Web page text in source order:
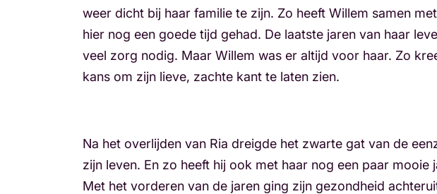
weer dicht bij haar familie te zijn. Zo heeft Willem samen
hier nog een goede tijd gehad. De laatste jaren van haar
veel zorg nodig. Maar Willem was er altijd voor haar. Zo
kans om zijn lieve, zachte kant te laten zien.
Na het overlijden van Ria dreigde het zwarte gat van de
zijn leven. En zo heeft hij ook met haar nog een paar mooie
Met het vorderen van de jaren ging zijn gezondheid